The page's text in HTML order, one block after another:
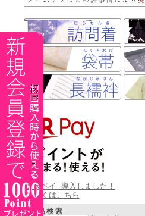
楽天ペイ 導入しました！
詳しくはこちら
商品検索